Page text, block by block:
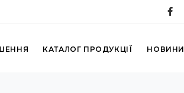
КАТАЛОГ ПРОДУКЦІЇ НОВИНИ